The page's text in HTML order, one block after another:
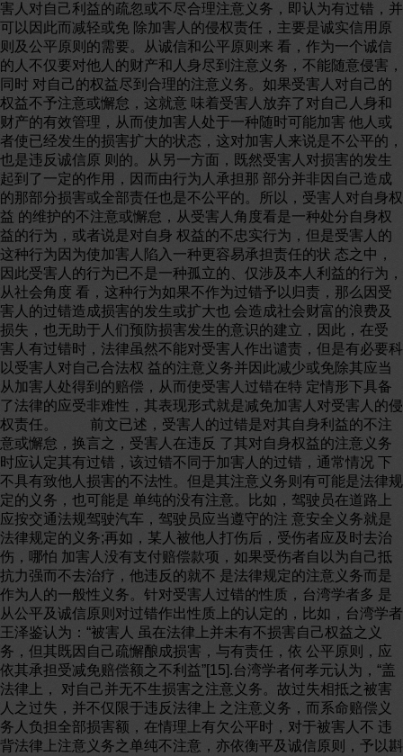
害人对自己利益的疏忽或不尽合理注意义务，即认为有过错，并
可以因此而减轻或免 除加害人的侵权责任，主要是诚实信用原
则及公平原则的需要。从诚信和公平原则来 看，作为一个诚信
的人不仅要对他人的财产和人身尽到注意义务，不能随意侵害，
同时 对自己的权益尽到合理的注意义务。如果受害人对自己的
权益不予注意或懈怠，这就意 味着受害人放弃了对自己人身和
财产的有效管理，从而使加害人处于一种随时可能加害 他人或
者使已经发生的损害扩大的状态，这对加害人来说是不公平的，
也是违反诚信原 则的。从另一方面，既然受害人对损害的发生
起到了一定的作用，因而由行为人承担那 部分并非因自己造成
的那部分损害或全部责任也是不公平的。所以，受害人对自身权
益 的维护的不注意或懈怠，从受害人角度看是一种处分自身权
益的行为，或者说是对自身 权益的不忠实行为，但是受害人的
这种行为因为使加害人陷入一种更容易承担责任的状 态之中，
因此受害人的行为已不是一种孤立的、仅涉及本人利益的行为，
从社会角度 看，这种行为如果不作为过错予以归责，那么因受
害人的过错造成损害的发生或扩大也 会造成社会财富的浪费及
损失，也无助于人们预防损害发生的意识的建立，因此，在受
害人有过错时，法律虽然不能对受害人作出谴责，但是有必要科
以受害人对自己合法权 益的注意义务并因此减少或免除其应当
从加害人处得到的赔偿，从而使受害人过错在特 定情形下具备
了法律的应受非难性，其表现形式就是减免加害人对受害人的侵
权责任。 前文已述，受害人的过错是对其自身利益的不注
意或懈怠，换言之，受害人在违反 了其对自身权益的注意义务
时应认定其有过错，该过错不同于加害人的过错，通常情况 下
不具有致他人损害的不法性。但是其注意义务则有可能是法律规
定的义务，也可能是 单纯的没有注意。比如，驾驶员在道路上
应按交通法规驾驶汽车，驾驶员应当遵守的注 意安全义务就是
法律规定的义务;再如，某人被他人打伤后，受伤者应及时去治
伤，哪怕 加害人没有支付赔偿款项，如果受伤者自以为自己抵
抗力强而不去治疗，他违反的就不 是法律规定的注意义务而是
作为人的一般性义务。针对受害人过错的性质，台湾学者多 是
从公平及诚信原则对过错作出性质上的认定的，比如，台湾学者
王泽鉴认为：“被害人 虽在法律上并未有不损害自己权益之义
务，但其既因自己疏懈酿成损害，与有责任，依 公平原则，应
依其承担受减免赔偿额之不利益”[15].台湾学者何孝元认为，“盖
法律上， 对自己并无不生损害之注意义务。故过失相抵之被害
人之过失，并不仅限于违反法律上 之注意义务，而系命赔偿义
务人负担全部损害额，在情理上有欠公平时，对于被害人不 违
背法律上注意义务之单纯不注意，亦依衡平及诚信原则，予以斟